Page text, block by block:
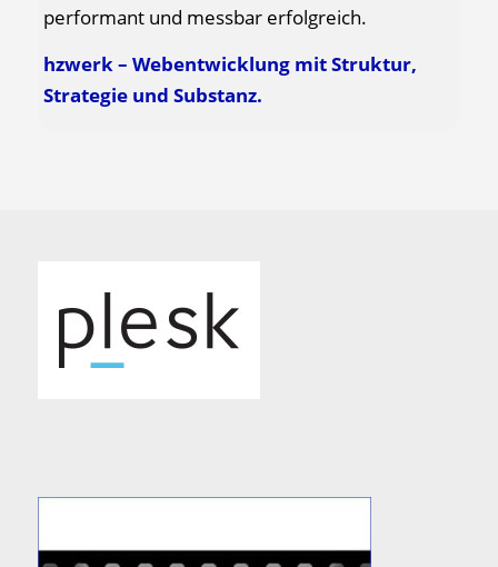
performant und messbar erfolgreich.
hzwerk – Webentwicklung mit Struktur,
Strategie und Substanz.